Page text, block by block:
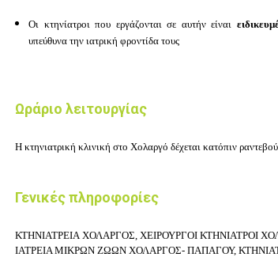
Οι κτηνίατροι που εργάζονται σε αυτήν είναι
υπεύθυνα την ιατρική φροντίδα τους
Ωράριο λειτουργίας
Η κτηνιατρική κλινική στο Χολαργό δέχεται κατόπιν ραντεβού
Γενικές πληροφορίες
ΚΤΗΝΙΑΤΡΕΙΑ ΧΟΛΑΡΓΟΣ , ΧΕΙΡΟΥΡΓΟΙ ΚΤΗΝΙΑΤΡΟΙ
ΙΑΤΡΕΙΑ ΜΙΚΡΩΝ ΖΩΩΝ ΧΟΛΑΡΓΟΣ- ΠΑΠΑΓΟΥ,